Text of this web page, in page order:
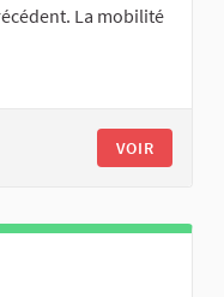
La mobilité
VOIR